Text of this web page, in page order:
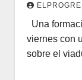
Una
viernes con
sobre el